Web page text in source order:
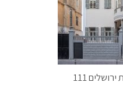
111